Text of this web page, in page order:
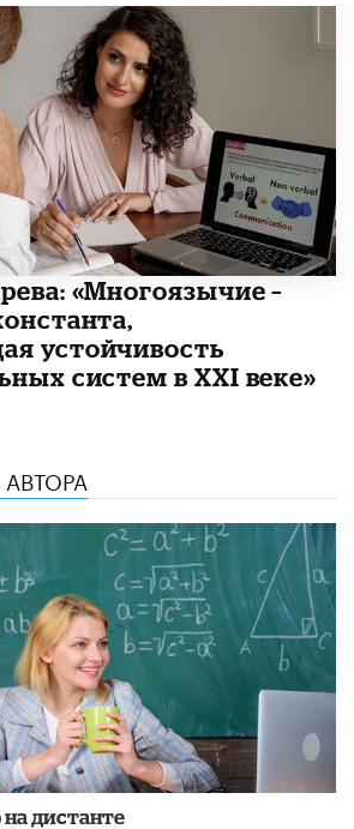
«Многоязычие –
устойчивость
систем в XXI веке»
АВТОРА
дистанте